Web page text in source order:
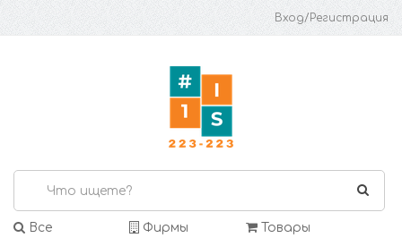
Вход/Регистрация
Все Фирмы
Товары